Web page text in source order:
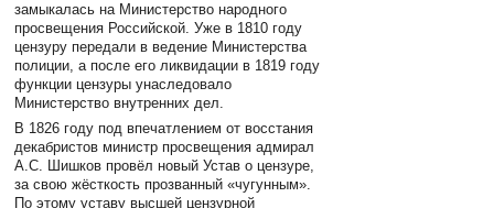
замыкалась на Министерство народного
просвещения Российской. Уже в 1810 году
цензуру передали в ведение Министерства
полиции, а после его ликвидации в 1819 году
функции цензуры унаследовало
Министерство внутренних дел.
В 1826 году под впечатлением от восстания
декабристов министр просвещения адмирал
А.С. Шишков провёл новый Устав о цензуре,
за свою жёсткость прозванный «чугунным».
По этому уставу высшей цензурной